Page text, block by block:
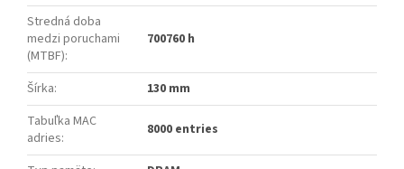
Stredná doba
medzi poruchami
(MTBF):
700760 h
Šírka:
130 mm
Tabuľka MAC
adries: 8000 entries